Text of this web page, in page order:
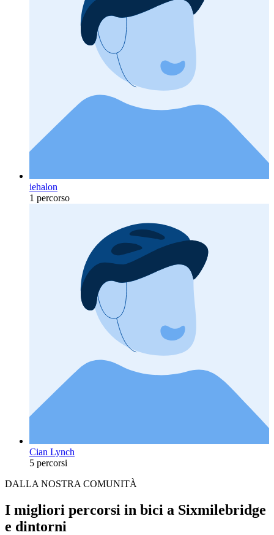
iehalon
1 percorso
Cian Lynch
5 percorsi
DALLA NOSTRA COMUNITÀ
I migliori percorsi in bici a Sixmilebridge
e dintorni